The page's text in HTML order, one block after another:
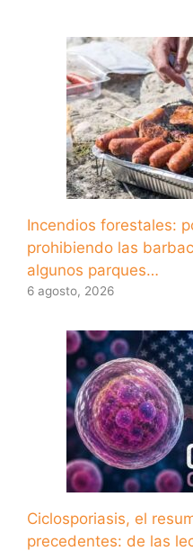
Incendios forestales:
prohibiendo las
algunos parques…
6 agosto, 2026
Ciclosporiasis, el
precedentes: de las